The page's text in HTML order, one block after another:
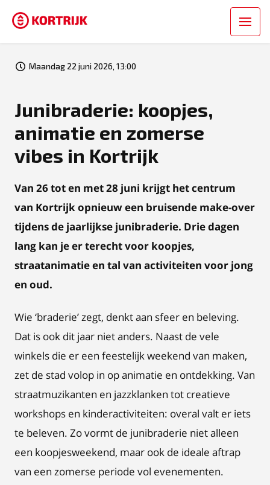
Maandag 22 juni 2026, 13:00
Junibraderie: koopjes,
animatie en zomerse
vibes in Kortrijk
Van 26 tot en met 28 juni krijgt het centrum
van Kortrijk opnieuw een bruisende make-over
tijdens de jaarlijkse junibraderie. Drie dagen
lang kan je er terecht voor koopjes,
straatanimatie en tal van activiteiten voor jong
en oud.
Wie ‘braderie’ zegt, denkt aan sfeer en beleving.
Dat is ook dit jaar niet anders. Naast de vele
winkels die er een feestelijk weekend van maken,
zet de stad volop in op animatie en ontdekking. Van
straatmuzikanten en jazzklanken tot creatieve
workshops en kinderactiviteiten: overal valt er iets
te beleven. Zo vormt de junibraderie niet alleen
een koopjesweekend, maar ook de ideale aftrap
van een zomerse periode vol evenementen.